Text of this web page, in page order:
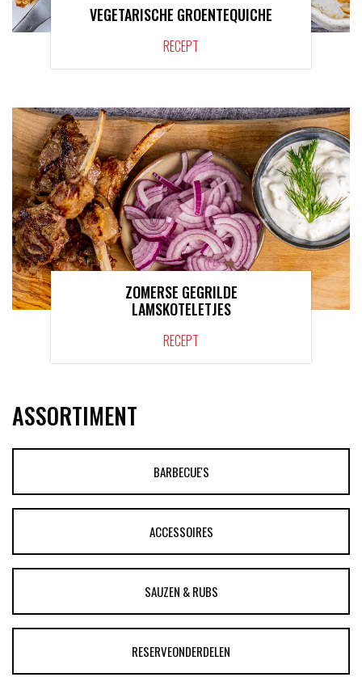
VEGETARISCHE GROENTEQUICHE
RECEPT
ZOMERSE GEGRILDE
LAMSKOTELETJES
RECEPT
ASSORTIMENT
BARBECUE'S
ACCESSOIRES
SAUZEN & RUBS
RESERVEONDERDELEN